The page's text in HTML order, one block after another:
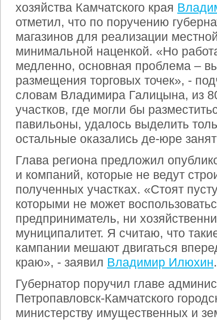
хозяйства Камчатского края
отметил, что по поручению
магазинов для реализации
минимальной наценкой. «Но
медленно, основная проблема –
размещения торговых точек», -
словам Владимира Галицына, из
участков, где могли бы
павильоны, удалось выделить
остальные оказались де-юре
Глава региона предложил
и компаний, которые не ведут
полученных участках. «Стоят
которыми не может
предприниматель, ни
муниципалитет. Я считаю, что
кампании мешают двигаться
краю», - заявил Владимир Илюхин.
Губернатор поручил главе
Петропавловск-Камчатского
министерству имущественных и